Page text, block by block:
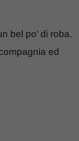
bel po’ di roba.
ed